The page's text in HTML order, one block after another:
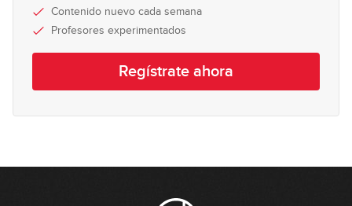
Contenido nuevo cada semana
Profesores experimentados
Regístrate ahora